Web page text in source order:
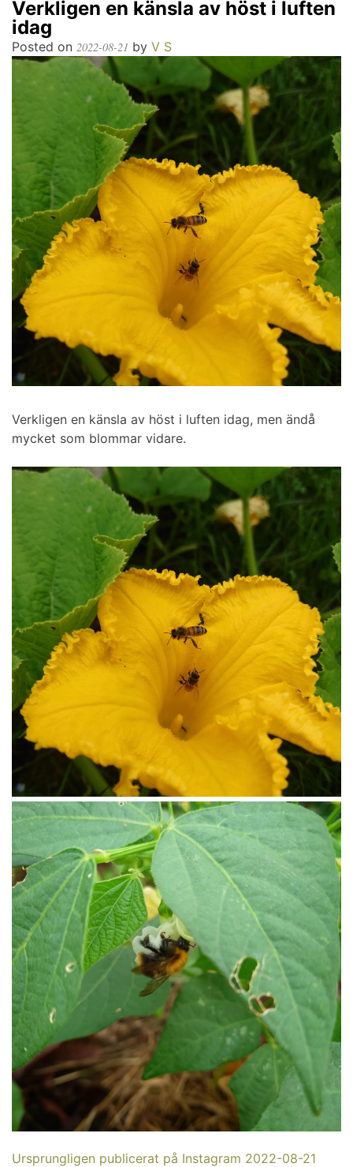
Verkligen en känsla av höst i luften
idag
Posted on 2022-08-21 by V S
Verkligen en känsla av höst i luften idag, men ändå
mycket som blommar vidare.
Ursprungligen publicerat på Instagram 2022-08-21